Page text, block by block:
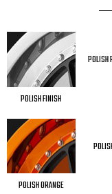
POLISH FINISH
POLISH
POLISH ORANGE